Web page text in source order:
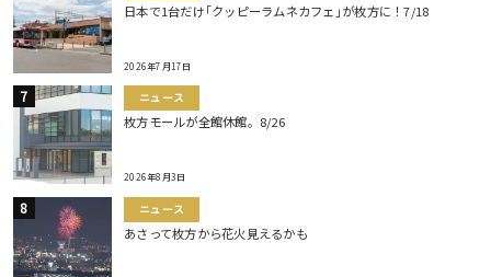
日本で1台だけ｢クッピーラムネカフェ｣が枚方に！7/18
2026年7月17日
ニュース
枚方モールが全館休館。8/26
2026年8月3日
ニュース
あさって枚方から花火見えるかも